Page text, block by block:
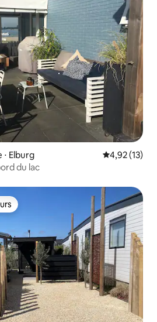
Elburg Évaluation
4,92 (13)
du lac